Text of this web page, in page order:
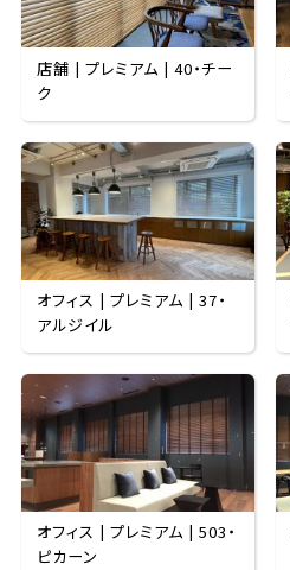
店舗 | プレミアム | 40・チー
ク
オフィス | プレミアム | 37・
アルジイル
オフィス | プレミアム | 503・
ピカーン